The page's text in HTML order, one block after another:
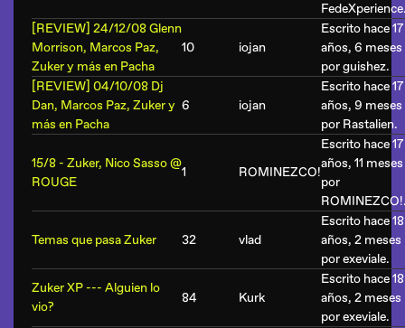
FedeXperience
[REVIEW] 24/12/08 Glenn
Morrison, Marcos Paz,
Zuker y más en Pacha
10 iojan
Escrito hace 17
años, 6 meses
porguishez.
[REVIEW] 04/10/08 Dj
Dan, Marcos Paz, Zuker y
más en Pacha
6 iojan
Escrito hace 17
años, 9 meses
por Rastalien.
15/8 - Zuker, Nico Sasso @
ROUGE
1 ROMINEZCO!
Escrito hace 17
años, 11 meses
por
ROMINEZCO!
Temas que pasa Zuker 32 vlad
Escrito hace 18
años, 2 meses
porexeviale.
Zuker XP --- Alguien lo
vio?
84 Kurk
Escrito hace 18
años, 2 meses
porexeviale.